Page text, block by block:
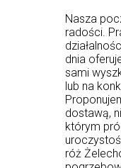
Nasza
radości.
dnia
sami
lub na
dostawą,
którym
róż